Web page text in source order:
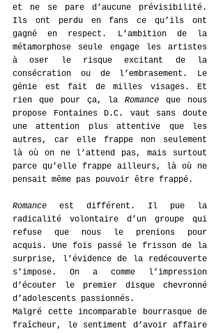
et ne se pare d’aucune prévisibilité.
Ils ont perdu en fans ce qu’ils ont
gagné en respect. L’ambition de la
métamorphose seule engage les artistes
à oser le risque excitant de la
consécration ou de l’embrasement. Le
génie est fait de milles visages. Et
rien que pour ça, la Romance que nous
propose Fontaines D.C. vaut sans doute
une attention plus attentive que les
autres, car elle frappe non seulement
là où on ne l’attend pas, mais surtout
parce qu’elle frappe ailleurs, là où ne
pensait même pas pouvoir être frappé.
Romance est différent. Il pue la
radicalité volontaire d’un groupe qui
refuse que nous le prenions pour
acquis. Une fois passé le frisson de la
surprise, l’évidence de la redécouverte
s’impose. On a comme l’impression
d’écouter le premier disque chevronné
d’adolescents passionnés.
Malgré cette incomparable bourrasque de
fraîcheur, le sentiment d’avoir affaire